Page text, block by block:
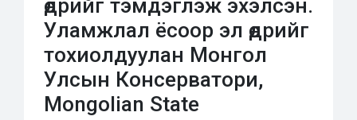
өдрийг тэмдэглэж эхэлсэн.
Уламжлал ёсоор эл өдрийг
тохиолдуулан Монгол
Улсын Консерватори,
Mongolian State